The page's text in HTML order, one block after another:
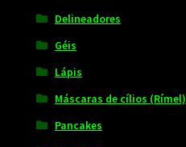
Delineadores
Géis
Lápis
Máscaras de cílios (Rímel)
Pancakes